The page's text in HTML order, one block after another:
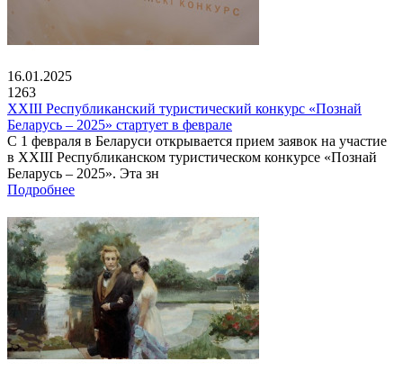
16.01.2025
1263
XXIII Республиканский туристический конкурс «Познай
Беларусь – 2025» стартует в феврале
С 1 февраля в Беларуси открывается прием заявок на участие
в XXIII Республиканском туристическом конкурсе «Познай
Беларусь – 2025». Эта зн
Подробнее